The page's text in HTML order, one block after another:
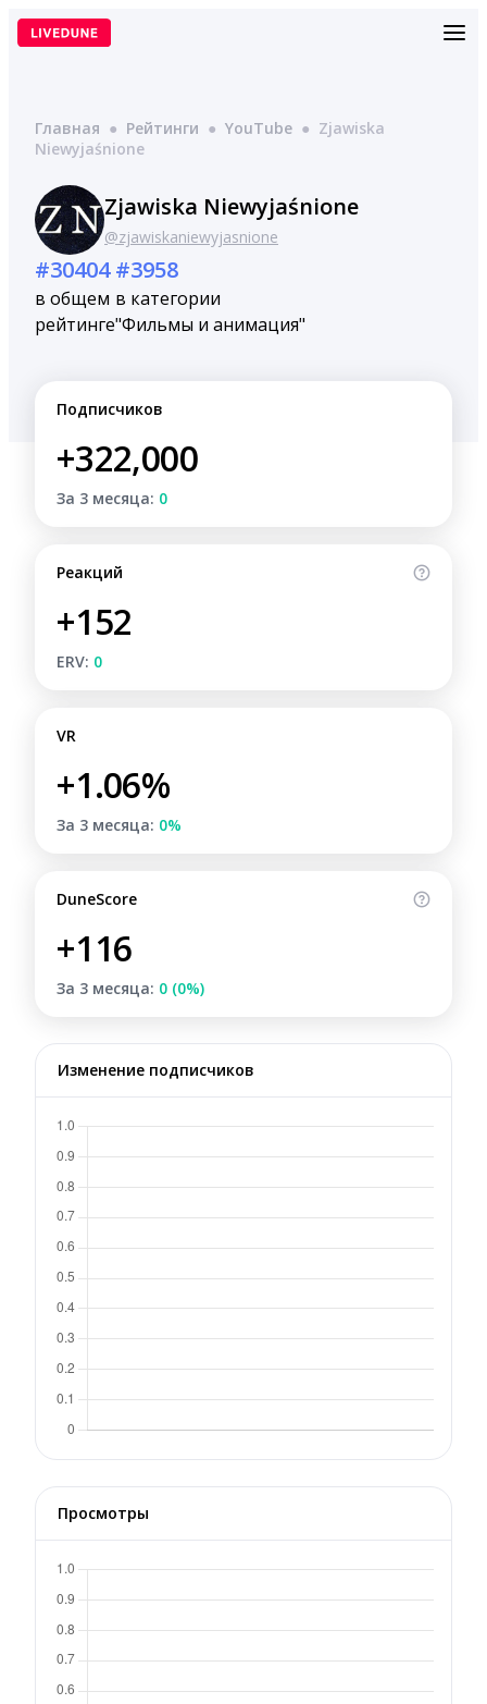
Перейти
Главная ● Рейтинги ● YouTube ● Zjawiska
Niewyjaśnione
Zjawiska Niewyjaśnione
@zjawiskaniewyjasnione
#30404
в общем
рейтинге
#3958
в категории
"Фильмы и анимация"
Подписчиков
+322,000
За 3 месяца: 0
Реакций
+152
ERV: 0
VR
+1.06%
За 3 месяца: 0%
DuneScore
+116
За 3 месяца: 0 (0%)
Изменение подписчиков
Просмотры